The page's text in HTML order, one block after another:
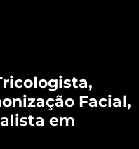
Facial,
em